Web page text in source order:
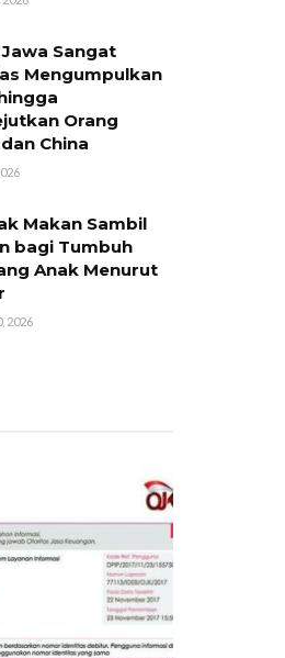
Sangat
Mengumpulkan
Orang
China
Makan Sambil
bagi Tumbuh
Anak Menurut
2026